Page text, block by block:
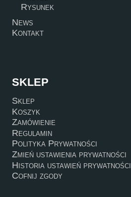
Rysunek
News
Kontakt
SKLEP
Sklep
Koszyk
Zamówienie
Regulamin
Polityka Prywatności
Zmień ustawienia prywatności
Historia ustawień prywatności
Cofnij zgody